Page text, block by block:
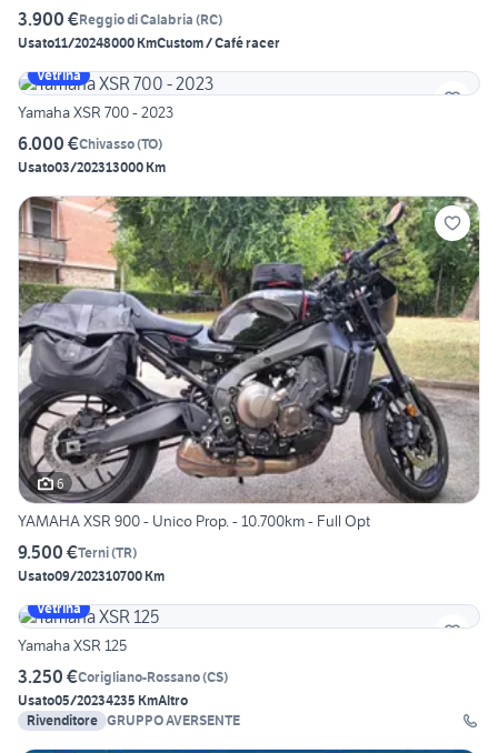
3.900 €Reggio di Calabria (RC)
Usato11/20248000 KmCustom / Café racer
Vetrina
Yamaha XSR 700 - 2023
6.000 €Chivasso(TO)
Usato03/202313000 Km
6
YAMAHA XSR 900 - Unico Prop. - 10.700km - Full Opt
9.500 €Terni(TR)
Usato09/202310700 Km
Vetrina
Yamaha XSR 125
3.250 €Corigliano-Rossano(CS)
Usato05/20234235 KmAltro
Rivenditore GRUPPO AVERSENTE